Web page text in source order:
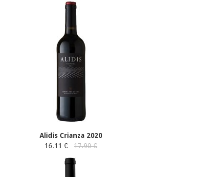
Alidis Crianza 2020
16.11 €
17.90 €